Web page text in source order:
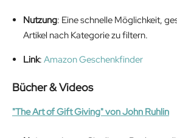
Nutzung: Eine schnelle Möglichkeit,
Artikel nach Kategorie zu filtern.
Link: Amazon Geschenkfinder
Bücher & Videos
"The Art of Gift Giving" von John Ruhlin